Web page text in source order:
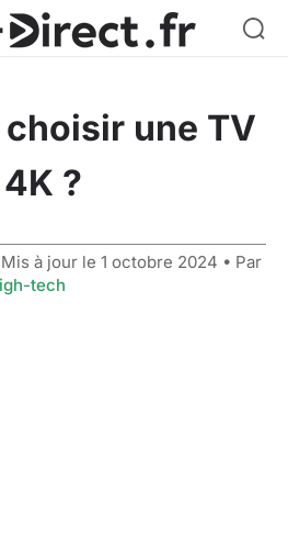
une TV
4K ?
Mis à jour le 1 octobre 2024 • Par
tech